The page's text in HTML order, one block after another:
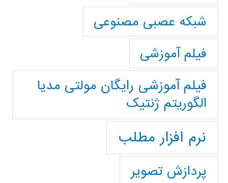
شبکه عصبی مصنوعی
فیلم آموزشی
فیلم آموزشی رایگان مولتی مدیا
الگوریتم ژنتیک
نرم افزار مطلب
پردازش تصویر